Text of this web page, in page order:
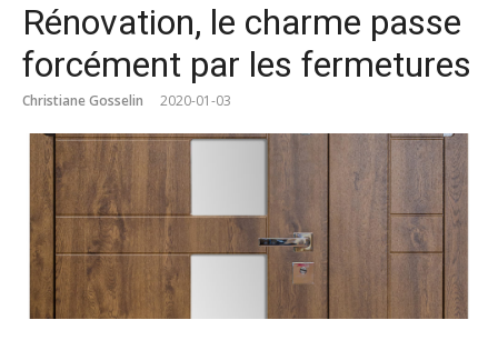
Rénovation, le charme passe
forcément par les fermetures
Christiane Gosselin 2020-01-03